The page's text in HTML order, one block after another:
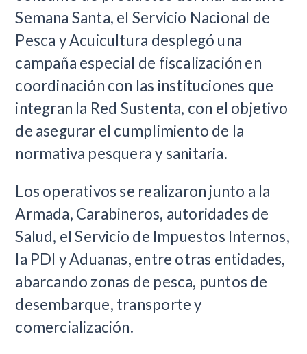
Semana Santa, el Servicio Nacional de
Pesca y Acuicultura desplegó una
campaña especial de fiscalización en
coordinación con las instituciones que
integran la Red Sustenta, con el objetivo
de asegurar el cumplimiento de la
normativa pesquera y sanitaria.
Los operativos se realizaron junto a la
Armada, Carabineros, autoridades de
Salud, el Servicio de Impuestos Internos,
la PDI y Aduanas, entre otras entidades,
abarcando zonas de pesca, puntos de
desembarque, transporte y
comercialización.